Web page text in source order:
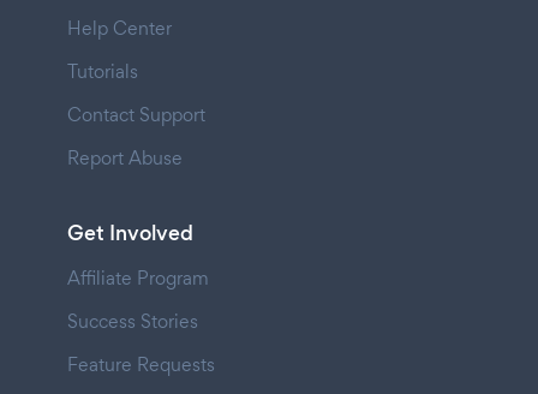
Help Center
Tutorials
Contact Support
Report Abuse
Get Involved
Affiliate Program
Success Stories
Feature Requests